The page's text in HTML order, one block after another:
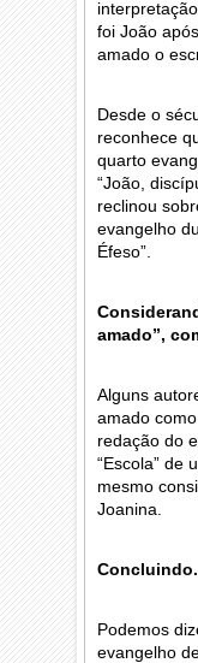
foi João
amado o
Desde o
reconhece
quarto
“João,
reclinou
evangelho
Éfeso”.
amado”,
Alguns
amado
redação do
“Escola” de
mesmo
Joanina.
Concluindo.
Podemos
evangelho